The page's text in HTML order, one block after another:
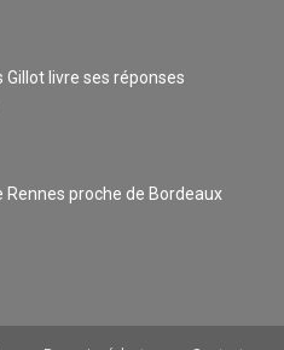
Gillot livre ses réponses
proche de Bordeaux